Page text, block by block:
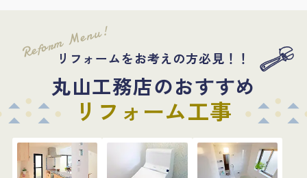
Reform Menu!
リフォームをお考えの方必見！！
丸山工務店のおすすめ
リフォーム工事